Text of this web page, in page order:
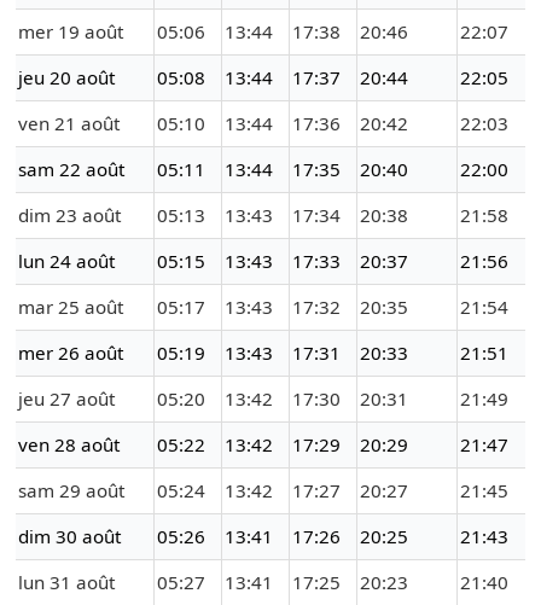
mer 19 août
05:06 13:44 17:38 20:46
22:07
jeu 20 août
05:08 13:44 17:37 20:44
22:05
ven 21 août
05:10 13:44 17:36 20:42
22:03
sam 22 août
05:11 13:44 17:35 20:40
22:00
dim 23 août
05:13 13:43 17:34 20:38
21:58
lun 24 août
05:15 13:43 17:33 20:37
21:56
mar 25 août
05:17 13:43 17:32 20:35
21:54
mer 26 août
05:19 13:43 17:31 20:33
21:51
jeu 27 août
05:20 13:42 17:30 20:31
21:49
ven 28 août
05:22 13:42 17:29 20:29
21:47
sam 29 août
05:24 13:42 17:27 20:27
21:45
dim 30 août
05:26 13:41 17:26 20:25
21:43
lun 31 août
05:27 13:41 17:25 20:23 21:40